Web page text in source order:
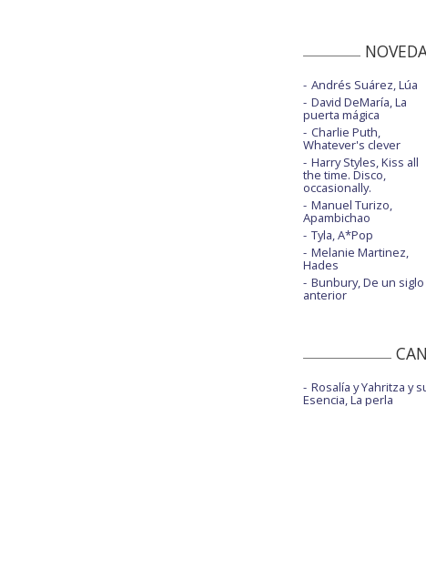
Andrés Suárez, Lúa
David DeMaría, La
puerta mágica
Charlie Puth,
Whatever's clever
Harry Styles, Kiss all
the time. Disco,
occasionally.
Manuel Turizo,
Apambichao
Tyla, A*Pop
Melanie Martinez,
Hades
Bunbury, De un siglo
anterior
Rosalía y Yahritza y
Esencia, La perla